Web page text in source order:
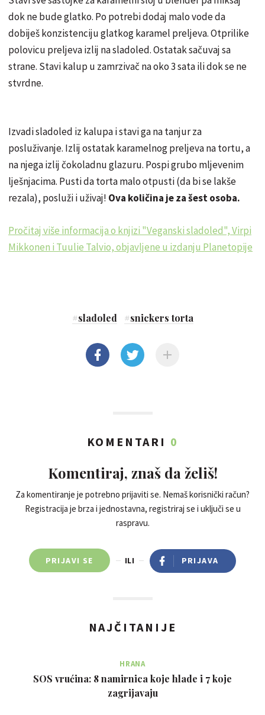
dok ne bude glatko. Po potrebi dodaj malo vode da
dobiješ konzistenciju glatkog karamel preljeva. Otprilike
polovicu preljeva izlij na sladoled. Ostatak sačuvaj sa
strane. Stavi kalup u zamrzivač na oko 3 sata ili dok se ne
stvrdne.
Izvadi sladoled iz kalupa i stavi ga na tanjur za
posluživanje. Izlij ostatak karamelnog preljeva na tortu, a
na njega izlij čokoladnu glazuru. Pospi grubo mljevenim
lješnjacima. Pusti da torta malo otpusti (da bi se lakše
rezala), posluži i uživaj! Ova količina je za šest osoba.
Pročitaj više informacija o knjizi "Veganski sladoled", Virpi
Mikkonen i Tuulie Talvio, objavljene u izdanju Planetopije
#sladoled #snickers torta
KOMENTARI 0
Komentiraj, znaš da želiš!
Za komentiranje je potrebno prijaviti se. Nemaš korisnički račun?
Registracija je brza i jednostavna, registriraj se i uključi se u
raspravu.
PRIJAVI SE ILI PRIJAVA
NAJČITANIJE
HRANA
SOS vrućina: 8 namirnica koje hlade i 7 koje
zagrijavaju